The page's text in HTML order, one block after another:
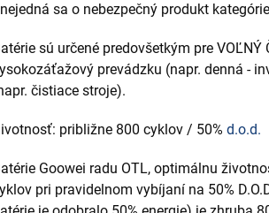
nejedná sa o nebezpečný produkt kategórie
sú určené predovšetkým pre
prevádzku (napr. denná -
čistiace stroje).
približne 800 cyklov / 50% d.o.d.
Goowei radu OTL, optimálnu
pri pravidelnom vybíjaní na 50%